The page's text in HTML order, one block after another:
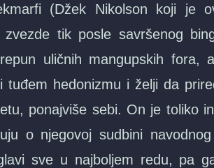
(Džek Nikolson koji je
zvezde tik posle savršenog
uličnih mangupskih
tuđem hedonizmu i želji da
ponajviše sebi. On je toliko
o njegovoj sudbini
sve u najboljem redu, pa